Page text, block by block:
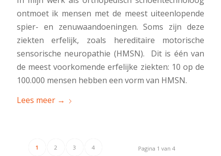
ontmoet ik mensen met de meest uiteenlopende
spier- en zenuwaandoeningen. Soms zijn deze
ziekten erfelijk, zoals hereditaire motorische
sensorische neuropathie (HMSN). Dit is één van
de meest voorkomende erfelijke ziekten: 10 op de
100.000 mensen hebben een vorm van HMSN.
Lees meer→
Pagina 1 van 4
1 2 3 4